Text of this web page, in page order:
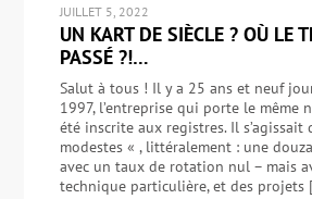
JUILLET 5, 2022
UN KART DE SIÈCLE ? OÙ LE
PASSÉ ?!…
Salut à tous ! Il y a 25 ans et neuf
1997, l’entreprise qui porte le même
été inscrite aux registres. Il
modestes « , littéralement : une
avec un taux de rotation nul – mais
technique particulière, et des projets